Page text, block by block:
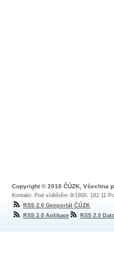
Copyright © 2010 ČÚZK, Všechna
Kontakt: Pod sídlištěm 9/1800, 182 11
RSS 2.0 Geoportál ČÚZK
RSS 2.0 Aplikace
RSS 2.0